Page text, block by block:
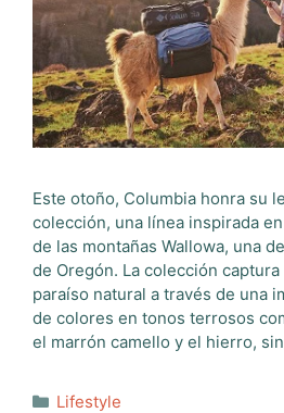
Este otoño, Columbia honra su
colección, una línea inspirada
de las montañas Wallowa, una
de Oregón. La colección
paraíso natural a través de una
de colores en tonos terrosos
el marrón camello y el hierro,
Categorías
Lifestyle